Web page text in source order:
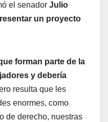
el senador Julio
un proyecto
forman parte de la
y debería
resulta que les
enormes, como
de derecho, nuestras